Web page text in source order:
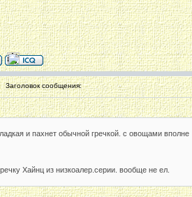
Заголовок сообщения:
и пахнет обычной гречкой. с овощами вполне
Хайнц из низкоалер.серии. вообще не ел.